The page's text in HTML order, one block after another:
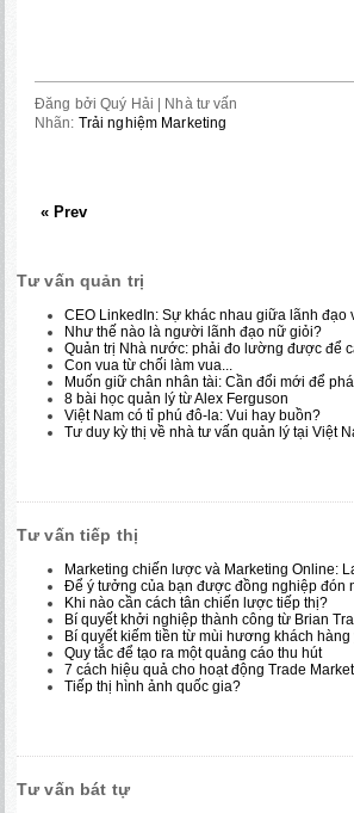
Đăng bởiQuý Hải | Nhà tư vấn
Nhãn: Trải nghiệm Marketing
« Prev
Tư vấn quản trị
CEO LinkedIn: Sự khác nhau giữa lãnh đạo
Như thế nào là người lãnh đạo nữ giỏi?
Quản trị Nhà nước: phải đo lường được để
Con vua từ chối làm vua...
Muốn giữ chân nhân tài: Cần đổi mới để
8 bài học quản lý từ Alex Ferguson
Việt Nam có tỉ phú đô-la: Vui hay buồn?
Tư duy kỳ thị về nhà tư vấn quản lý tại Việt
Tư vấn tiếp thị
Marketing chiến lược và Marketing Online:
Để ý tưởng của bạn được đồng nghiệp đón
Khi nào cần cách tân chiến lược tiếp thị?
Bí quyết khởi nghiệp thành công từ Brian
Bí quyết kiếm tiền từ mùi hương khách hàng
Quy tắc để tạo ra một quảng cáo thu hút
7 cách hiệu quả cho hoạt động Trade
Tiếp thị hình ảnh quốc gia?
Tư vấn bát tự